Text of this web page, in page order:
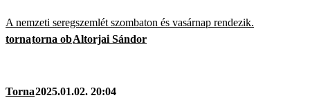
A nemzeti seregszemlét szombaton és vasárnap rendezik.
tornatorna obAltorjai Sándor
Torna2025.01.02. 20:04